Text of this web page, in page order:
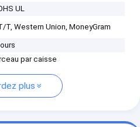
UL
T, Western Union, MoneyGram
par caisse
plus